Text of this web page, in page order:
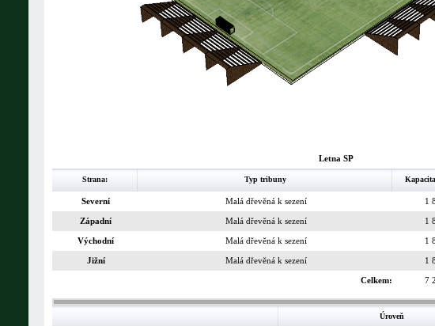
Letna SP
Strana: Typ tribuny Kapacita
Severní Malá dřevěná k sezení 1
Západní Malá dřevěná k sezení 1
Východní Malá dřevěná k sezení 1
Jižní Malá dřevěná k sezení 1
Celkem: 7
Úroveň